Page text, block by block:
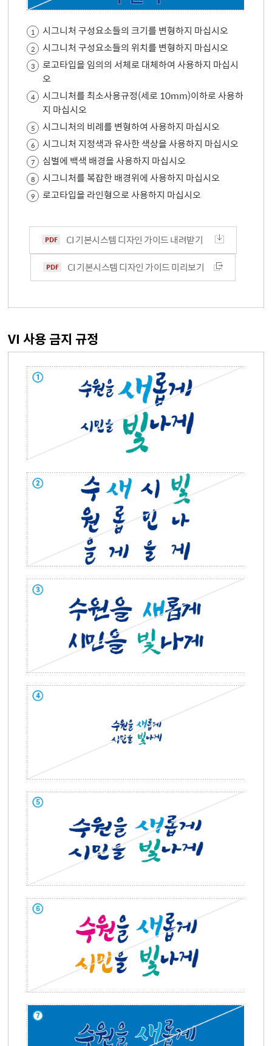
1 시그니처 구성요소들의 크기를 변형하지 마십시오
2 시그니처 구성요소들의 위치를 변형하지 마십시오
3
로고타입을 임의의 서체로 대체하여 사용하지 마십시
오
4
시그니처를 최소사용규정(세로 10mm)이하로 사용하
지 마십시오
5 시그니처의 비례를 변형하여 사용하지 마십시오
6 시그니처 지정색과 유사한 색상을 사용하지 마십시오
7 심벌에 백색 배경을 사용하지 마십시오
8 시그니처를 복잡한 배경위에 사용하지 마십시오
9 로고타입을 라인형으로 사용하지 마십시오
CI 기본시스템 디자인 가이드 내려받기
CI 기본시스템 디자인 가이드 미리보기
VI 사용 금지 규정